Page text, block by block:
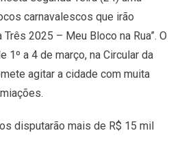
carnavalescos que irão
Três 2025 – Meu Bloco na Rua”. O
1º a 4 de março, na Circular da
agitar a cidade com muita
disputarão mais de R$ 15 mil